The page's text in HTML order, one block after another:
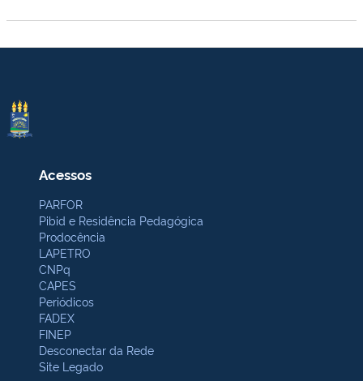
Acessos
PARFOR
Pibid e Residência Pedagógica
Prodocência
LAPETRO
CNPq
CAPES
Periódicos
FADEX
FINEP
Desconectar da Rede
Site Legado